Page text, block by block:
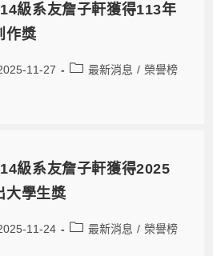
級系友詹子軒獲得113年
作獎
11-27 最新消息 / 榮譽榜
級系友詹子軒獲得2025
大學生獎
11-24 最新消息 / 榮譽榜